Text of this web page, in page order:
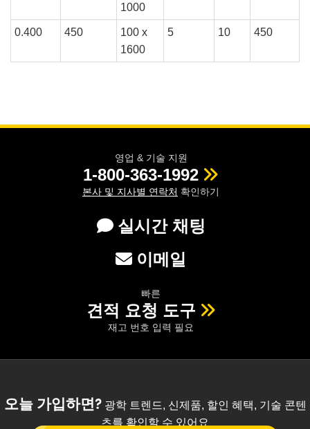
1000
0.400 450
100 x
1600
5 10 450
영업 & 기술 지원
1-800-363-1992
본사 및 지사별 연락처 확인하기
실시간 채팅
이메일
빠른
견적 요청 도구
재고 번호 입력 필요
오늘 가입하면?광학 트렌드, 신제품, 할인 혜택, 기술 콘텐
츠를 확인할 수 있어요